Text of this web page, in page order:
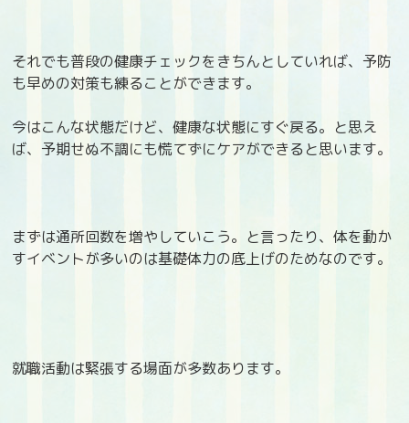
それでも普段の健康チェックをきちんとしていれば、予防
も早めの対策も練ることができます。
今はこんな状態だけど、健康な状態にすぐ戻る。と思え
ば、予期せぬ不調にも慌てずにケアができると思います。
まずは通所回数を増やしていこう。と言ったり、体を動か
すイベントが多いのは基礎体力の底上げのためなのです。
就職活動は緊張する場面が多数あります。